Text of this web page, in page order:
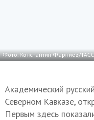
Фото: Константин Фарниев/ТАСС
Академический
Северном Кавказе,
Первым здесь